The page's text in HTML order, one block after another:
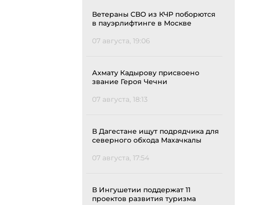
Ветераны СВО из КЧР поборются
в пауэрлифтинге в Москве
07 августа, 19:06
Ахмату Кадырову присвоено
звание Героя Чечни
07 августа, 18:13
В Дагестане ищут подрядчика для
северного обхода Махачкалы
07 августа, 17:54
В Ингушетии поддержат 11
проектов развития туризма